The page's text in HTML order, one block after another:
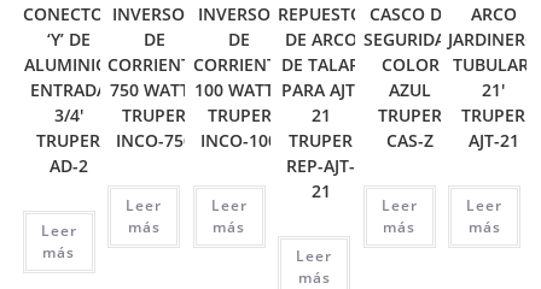
CONECTOR
‘Y’ DE
ALUMINIO,
ENTRADA
3/4′
TRUPER
AD-2
Leer
más
INVERSOR
DE
CORRIENTE
750 WATTS
TRUPER
INCO-750
Leer
más
INVERSOR
DE
CORRIENTE
100 WATTS
TRUPER
INCO-100
Leer
más
REPUESTO
DE ARCO
DE TALAR
PARA AJT-
21
TRUPER
REP-AJT-
21
Leer
más
CASCO DE
SEGURIDAD
COLOR
AZUL
TRUPER
CAS-Z
Leer
más
ARCO
JARDINERO
TUBULAR,
21′
TRUPER
AJT-21
Leer
más